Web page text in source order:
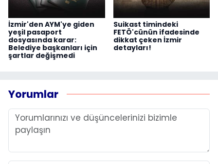
İzmir'den AYM'ye giden
yeşil pasaport
dosyasında karar:
Belediye başkanları için
şartlar değişmedi
Suikast timindeki
FETÖ'cünün ifadesinde
dikkat çeken İzmir
detayları!
Yorumlar